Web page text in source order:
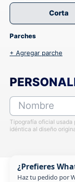
Corta
Parches
+ Agregar parche
Nombre
Tipografía oficial usada
idéntica al diseño
¿Prefieres
Haz tu pedido por